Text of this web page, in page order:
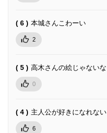
( 6 ) 本城さんこわーい
2
( 5 ) 高木さんの絵じゃないな
0
( 4 ) 主人公が好きになれない
6